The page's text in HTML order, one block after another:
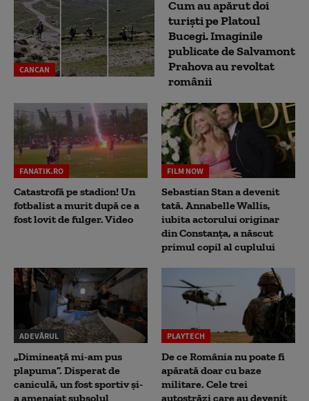
CANCAN
Cum au apărut doi
turiști pe Platoul
Bucegi. Imaginile
publicate de Salvamont
Prahova au revoltat
românii
FANATIK.RO
Catastrofă pe stadion! Un
fotbalist a murit după ce a
fost lovit de fulger. Video
FILM NOW
Sebastian Stan a devenit
tată. Annabelle Wallis,
iubita actorului originar
din Constanța, a născut
primul copil al cuplului
ADEVĂRUL
„Dimineață mi-am pus
plapuma”. Disperat de
caniculă, un fost sportiv și-
a amenajat subsolul
PLAYTECH
De ce România nu poate fi
apărată doar cu baze
militare. Cele trei
autostrăzi care au devenit